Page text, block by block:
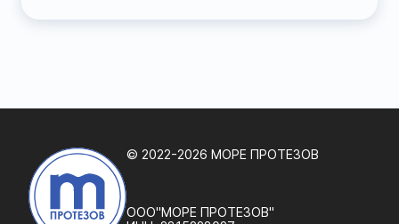
© 2022-2026 МОРЕ ПРОТЕЗОВ
ООО"МОРЕ ПРОТЕЗОВ"